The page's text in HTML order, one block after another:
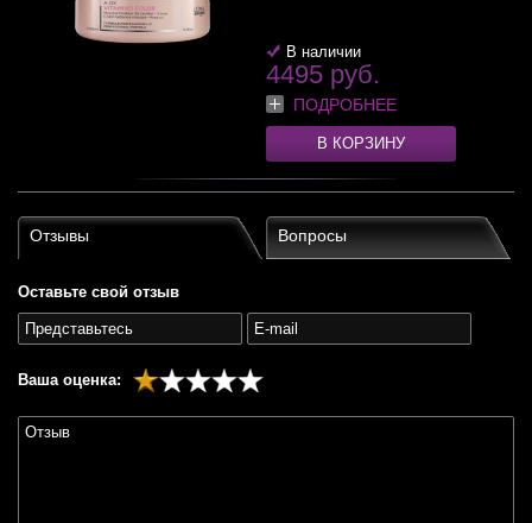
В наличии
4495 руб.
ПОДРОБНЕЕ
В КОРЗИНУ
Отзывы Вопросы
Оставьте свой отзыв
Ваша оценка: